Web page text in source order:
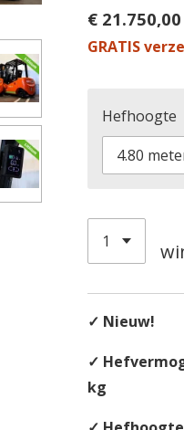
€ 21.750,00
GRATIS
Hefhoogte
✓ Nieuw!
✓
kg